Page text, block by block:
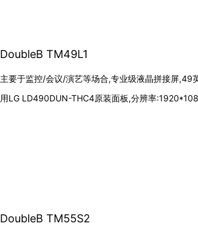
DoubleB TM49L1
主要于监控/会议/演艺等场合,专业级液晶拼接屏
用LG LD490DUN-THC4原装面板,分辨率
DoubleB TM55S2